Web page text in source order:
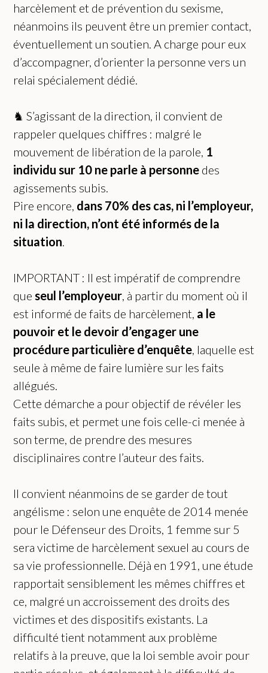
harcèlement et de prévention du sexisme,
néanmoins ils peuvent être un premier contact,
éventuellement un soutien. A charge pour eux
d’accompagner, d’orienter la personne vers un
relai spécialement dédié.
♞ S’agissant de la direction, il convient de
rappeler quelques chiffres : malgré le
mouvement de libération de la parole, 1
individu sur 10 ne parle à personne des
agissements subis.
Pire encore, dans 70% des cas, ni l’employeur,
ni la direction, n’ont été informés de la
situation.
IMPORTANT : Il est impératif de comprendre
que seul l’employeur, à partir du moment où il
est informé de faits de harcèlement, a le
pouvoir et le devoir d’engager une
procédure particulière d’enquête, laquelle est
seule à même de faire lumière sur les faits
allégués.
Cette démarche a pour objectif de révéler les
faits subis, et permet une fois celle-ci menée à
son terme, de prendre des mesures
disciplinaires contre l’auteur des faits.
Il convient néanmoins de se garder de tout
angélisme : selon une enquête de 2014 menée
pour le Défenseur des Droits, 1 femme sur 5
sera victime de harcèlement sexuel au cours de
sa vie professionnelle. Déjà en 1991, une étude
rapportait sensiblement les mêmes chiffres et
ce, malgré un accroissement des droits des
victimes et des dispositifs existants. La
difficulté tient notamment aux problème
relatifs à la preuve, que la loi semble avoir pour